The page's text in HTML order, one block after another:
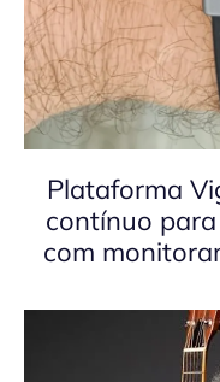
Plataforma
contínuo
com